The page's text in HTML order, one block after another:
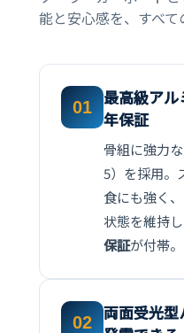
能と安心感を、すべて
01
最高級ア
年保証
骨組に強力
5）を採用。
食にも強く
状態を維持
保証が付帯。
02 両面受光型